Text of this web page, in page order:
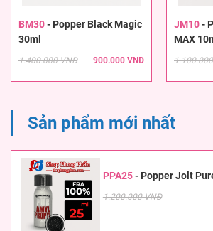
BM30- Popper Black Magic
30ml
1.400.000 VNĐ 900.000 VNĐ
JM10-
MAX
Sản phẩm mới nhất
PPA25- Popper Jolt
1.200.000 VNĐ